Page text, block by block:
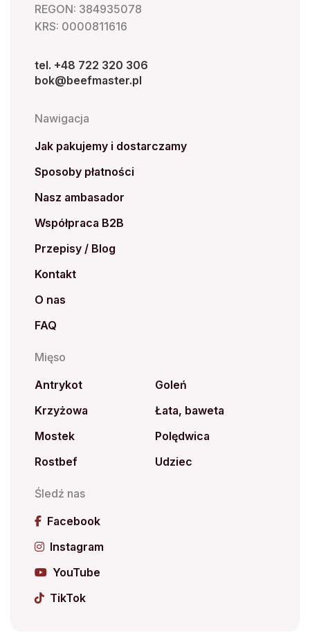
REGON: 384935078
KRS: 0000811616
tel. +48 722 320 306
bok@beefmaster.pl
Nawigacja
Jak pakujemy i dostarczamy
Sposoby płatności
Nasz ambasador
Współpraca B2B
Przepisy / Blog
Kontakt
O nas
FAQ
Mięso
Antrykot
Goleń
Krzyżowa
Łata, baweta
Mostek
Polędwica
Rostbef
Udziec
Śledź nas
Facebook
Instagram
YouTube
TikTok